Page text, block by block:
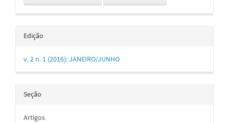
Edição
v. 2 n. 1 (2016): JANEIRO/JUNHO
Seção
Artigos